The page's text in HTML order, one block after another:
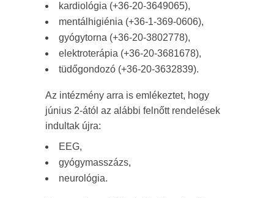
kardiológia (+36-20-3649065),
mentálhigiénia (+36-1-369-0606),
gyógytorna (+36-20-3802778),
elektroterápia (+36-20-3681678),
tüdőgondozó (+36-20-3632839).
Az intézmény arra is emlékeztet, hogy
június 2-ától az alábbi felnőtt rendelések
indultak újra:
EEG,
gyógymasszázs,
neurológia.